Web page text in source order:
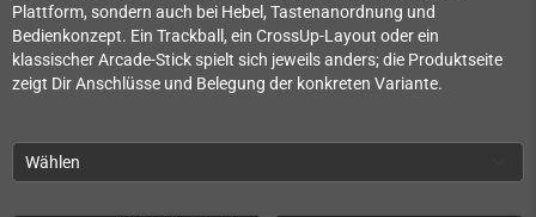
Plattform, sondern auch bei Hebel, Tastenanordnung und
Bedienkonzept. Ein Trackball, ein CrossUp-Layout oder ein
klassischer Arcade-Stick spielt sich jeweils anders; die Produktseite
zeigt Dir Anschlüsse und Belegung der konkreten Variante.
Wählen